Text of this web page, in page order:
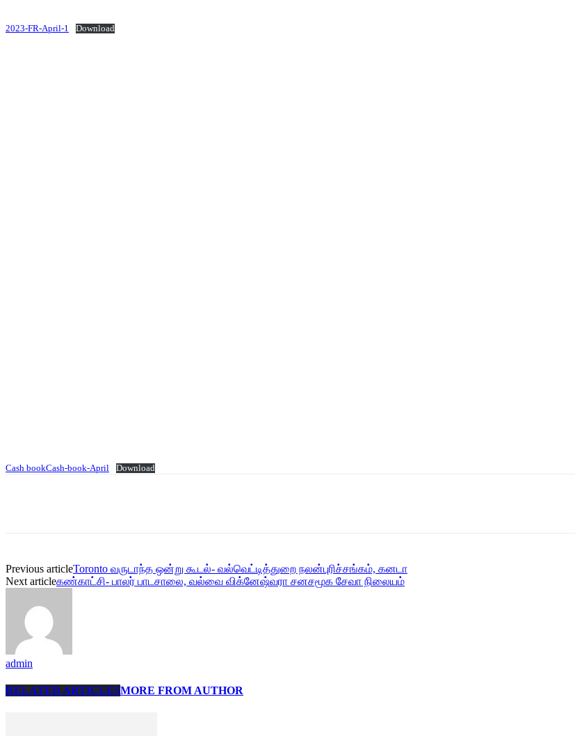
2023-FR-April-1 Download
Cash bookCash-book-April Download
Previous articleToronto வருடாந்த ஒன்று கூடல்- வல்வெட்டித்துறை நலன்புரிச்சங்கம், கனடா
Next articleகண்காட்சி- பாலர் பாடசாலை, வல்வை விக்னேஷ்வரா சனசமூக சேவா நிலையம்
admin
RELATED ARTICLESMORE FROM AUTHOR